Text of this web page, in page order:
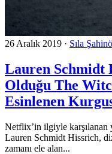
26 Aralık 2019 · Sıla
Lauren Schmidt
Olduğu The
Esinlenen
Netflix’in ilgiyle karşılanan
Lauren Schmidt Hissrich,
zamanı ele alan...